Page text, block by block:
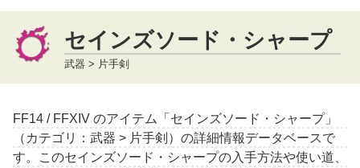
セインズソード・シャープ
武器 > 片手剣
FF14 / FFXIV のアイテム「セインズソード・シャープ」
（カテゴリ：武器 > 片手剣）の詳細情報データベースで
す。このセインズソード・シャープの入手方法や使い道、